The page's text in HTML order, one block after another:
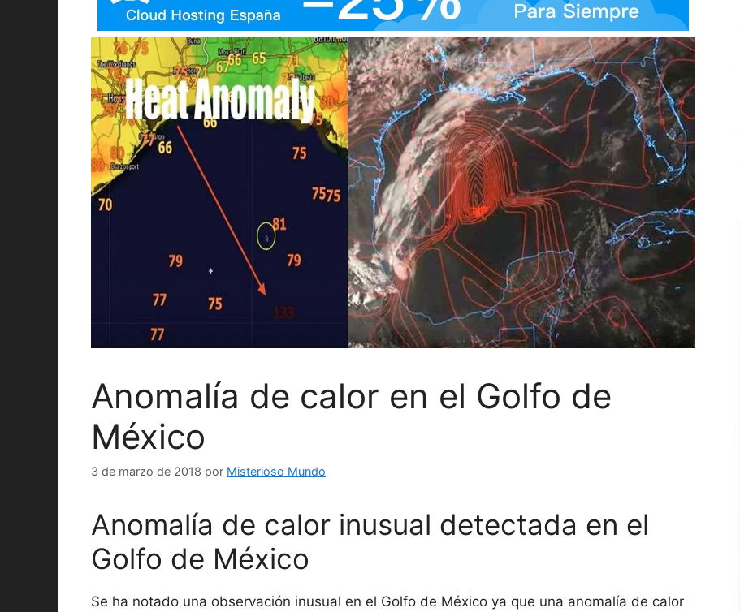
Anomalía de calor en el Golfo de
México
3 de marzo de 2018 por Misterioso Mundo
Anomalía de calor inusual detectada en el
Golfo de México
Se ha notado una observación inusual en el Golfo de México ya que una anomalía de calor